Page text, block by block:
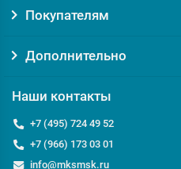
Покупателям
Дополнительно
Наши контакты
+7 (495) 724 49 52
+7 (966) 173 03 01
info@mksmsk.ru